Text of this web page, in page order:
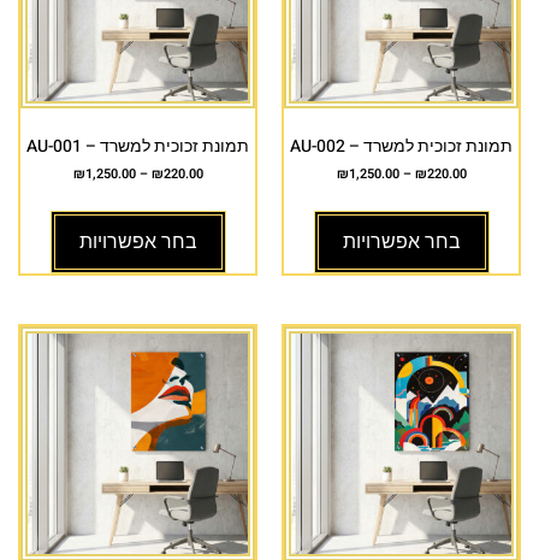
תמונת זכוכית למשרד – AU-002
₪220.00
–
₪1,250.00
בחר אפשרויות
תמונת זכוכית למשרד – AU-001
₪220.00
–
₪1,250.00
בחר אפשרויות